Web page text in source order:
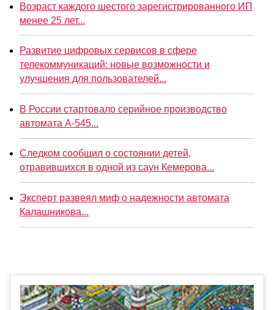
Возраст каждого шестого зарегистрированного ИП
менее 25 лет...
Развитие цифровых сервисов в сфере
телекоммуникаций: новые возможности и
улучшения для пользователей...
В России стартовало серийное производство
автомата А-545...
Следком сообщил о состоянии детей,
отравившихся в одной из саун Кемерова...
Эксперт развеял миф о надежности автомата
Калашникова...